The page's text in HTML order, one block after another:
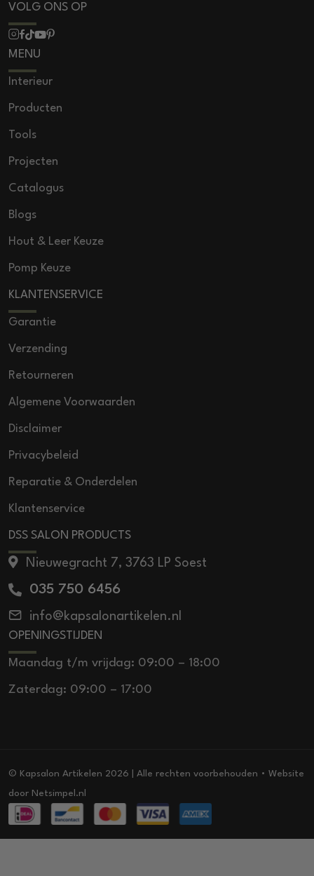
VOLG ONS OP
MENU
Interieur
Producten
Tools
Projecten
Catalogus
Blogs
Hout & Leer Keuze
Pomp Keuze
KLANTENSERVICE
Garantie
Verzending
Retourneren
Algemene Voorwaarden
Disclaimer
Privacybeleid
Reparatie & Onderdelen
Klantenservice
DSS SALON PRODUCTS
Nieuwegracht 7, 3763 LP Soest
035 750 6456
info@kapsalonartikelen.nl
OPENINGSTIJDEN
Maandag t/m vrijdag: 09:00 – 18:00
Zaterdag: 09:00 – 17:00
© Kapsalon Artikelen 2026 | Alle rechten voorbehouden • Website
door Netsimpel.nl